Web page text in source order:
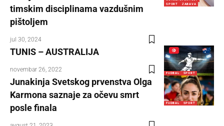
SPORT
ZABAVA
timskim disciplinama vazdušnim
pištoljem
jul 30, 2024
FUDBAL SPORT
TUNIS – AUSTRALIJA
novembar 26, 2022
FUDBAL SPORT
Junakinja Svetskog prvenstva Olga
Karmona saznaje za očevu smrt
posle finala